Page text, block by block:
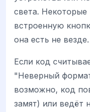
света.
встроенную
она есть не везде.
Если код
"Неверный
возможно, код
замят) или ведёт